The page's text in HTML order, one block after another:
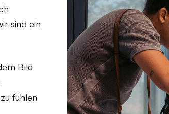
sind ein
Bild
fühlen